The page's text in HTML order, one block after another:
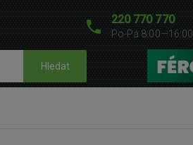
220 770 770
Po-Pá 8:00—16:00
Hledat